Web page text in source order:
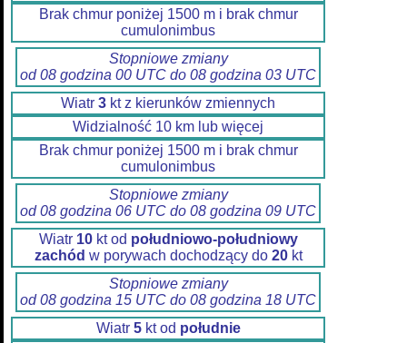
Brak chmur poniżej 1500 m i brak chmur
cumulonimbus
Stopniowe zmiany
od 08 godzina 00 UTC do 08 godzina 03 UTC
Wiatr 3 kt z kierunków zmiennych
Widzialność 10 km lub więcej
Brak chmur poniżej 1500 m i brak chmur
cumulonimbus
Stopniowe zmiany
od 08 godzina 06 UTC do 08 godzina 09 UTC
Wiatr 10kt od południowo-południowy
zachód w porywach dochodzący do 20kt
Stopniowe zmiany
od 08 godzina 15 UTC do 08 godzina 18 UTC
Wiatr 5kt od południe